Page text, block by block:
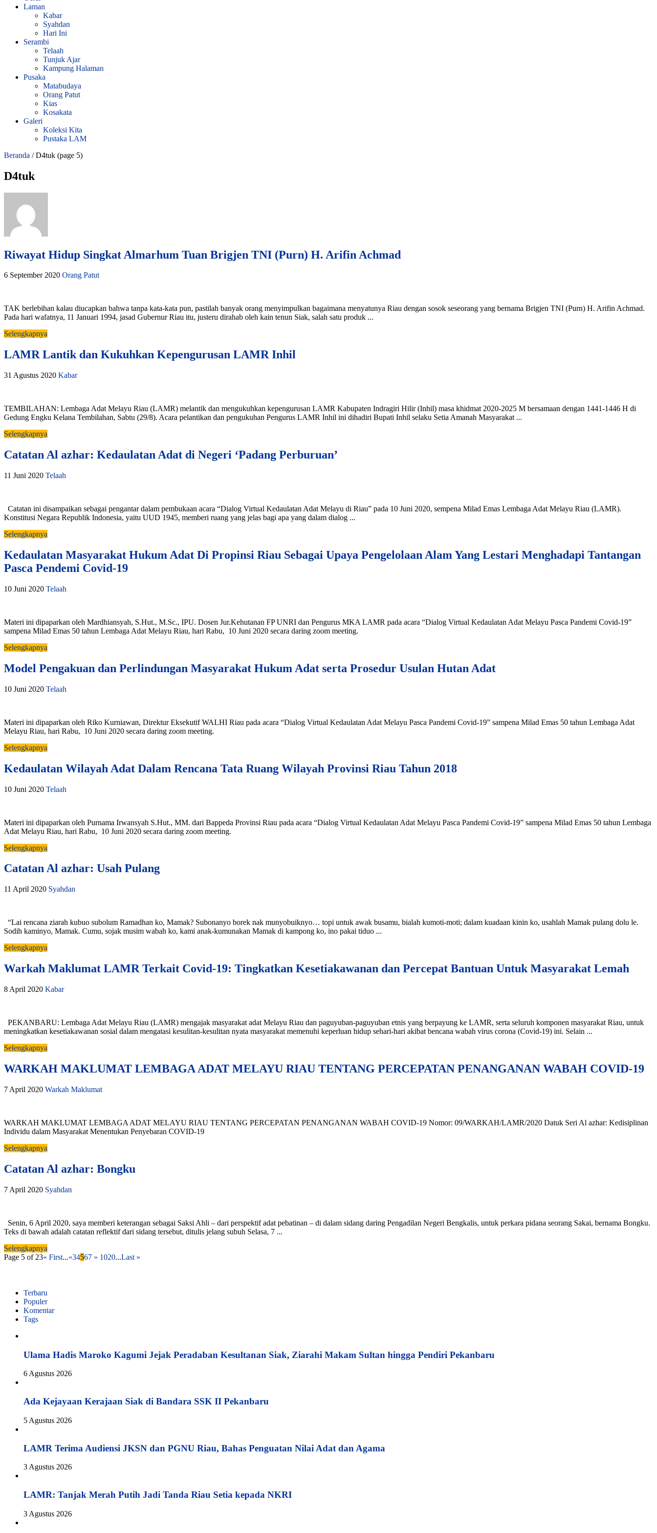
Laman
Kabar
Syahdan
Hari Ini
Serambi
Telaah
Tunjuk Ajar
Kampung Halaman
Pusaka
Matabudaya
Orang Patut
Kias
Kosakata
Galeri
Koleksi Kita
Pustaka LAM
Beranda / D4tuk (page 5)
D4tuk
Riwayat Hidup Singkat Almarhum Tuan Brigjen TNI (Purn) H. Arifin Achmad
6 September 2020 Orang Patut
TAK berlebihan kalau diucapkan bahwa tanpa kata-kata pun, pastilah banyak orang menyimpulkan bagaimana menyatunya Riau dengan sosok seseorang yang bernama Brigjen TNI (Purn) H. Arifin Achmad.
Pada hari wafatnya, 11 Januari 1994, jasad Gubernur Riau itu, justeru dirahab oleh kain tenun Siak, salah satu produk ...
Selengkapnya
LAMR Lantik dan Kukuhkan Kepengurusan LAMR Inhil
31 Agustus 2020 Kabar
TEMBILAHAN: Lembaga Adat Melayu Riau (LAMR) melantik dan mengukuhkan kepengurusan LAMR Kabupaten Indragiri Hilir (Inhil) masa khidmat 2020-2025 M bersamaan dengan 1441-1446 H di
Gedung Engku Kelana Tembilahan, Sabtu (29/8). Acara pelantikan dan pengukuhan Pengurus LAMR Inhil ini dihadiri Bupati Inhil selaku Setia Amanah Masyarakat ...
Selengkapnya
Catatan Al azhar: Kedaulatan Adat di Negeri ‘Padang Perburuan’
11 Juni 2020 Telaah
Catatan ini disampaikan sebagai pengantar dalam pembukaan acara “Dialog Virtual Kedaulatan Adat Melayu di Riau” pada 10 Juni 2020, sempena Milad Emas Lembaga Adat Melayu Riau (LAMR).
Konstitusi Negara Republik Indonesia, yaitu UUD 1945, memberi ruang yang jelas bagi apa yang dalam dialog ...
Selengkapnya
Kedaulatan Masyarakat Hukum Adat Di Propinsi Riau Sebagai Upaya Pengelolaan Alam Yang Lestari Menghadapi Tantangan
Pasca Pendemi Covid-19
10 Juni 2020 Telaah
Materi ini dipaparkan oleh Mardhiansyah, S.Hut., M.Sc., IPU. Dosen Jur.Kehutanan FP UNRI dan Pengurus MKA LAMR pada acara “Dialog Virtual Kedaulatan Adat Melayu Pasca Pandemi Covid-19”
sampena Milad Emas 50 tahun Lembaga Adat Melayu Riau, hari Rabu, 10 Juni 2020 secara daring zoom meeting.
Selengkapnya
Model Pengakuan dan Perlindungan Masyarakat Hukum Adat serta Prosedur Usulan Hutan Adat
10 Juni 2020 Telaah
Materi ini dipaparkan oleh Riko Kurniawan, Direktur Eksekutif WALHI Riau pada acara “Dialog Virtual Kedaulatan Adat Melayu Pasca Pandemi Covid-19” sampena Milad Emas 50 tahun Lembaga Adat
Melayu Riau, hari Rabu, 10 Juni 2020 secara daring zoom meeting.
Selengkapnya
Kedaulatan Wilayah Adat Dalam Rencana Tata Ruang Wilayah Provinsi Riau Tahun 2018
10 Juni 2020 Telaah
Materi ini dipaparkan oleh Purnama Irwansyah S.Hut., MM. dari Bappeda Provinsi Riau pada acara “Dialog Virtual Kedaulatan Adat Melayu Pasca Pandemi Covid-19” sampena Milad Emas 50 tahun Lembaga
Adat Melayu Riau, hari Rabu, 10 Juni 2020 secara daring zoom meeting.
Selengkapnya
Catatan Al azhar: Usah Pulang
11 April 2020 Syahdan
“Lai rencana ziarah kubuo subolum Ramadhan ko, Mamak? Subonanyo borek nak munyobuiknyo… topi untuk awak busamu, bialah kumoti-moti; dalam kuadaan kinin ko, usahlah Mamak pulang dolu le.
Sodih kaminyo, Mamak. Cumu, sojak musim wabah ko, kami anak-kumunakan Mamak di kampong ko, ino pakai tiduo ...
Selengkapnya
Warkah Maklumat LAMR Terkait Covid-19: Tingkatkan Kesetiakawanan dan Percepat Bantuan Untuk Masyarakat Lemah
8 April 2020 Kabar
PEKANBARU: Lembaga Adat Melayu Riau (LAMR) mengajak masyarakat adat Melayu Riau dan paguyuban-paguyuban etnis yang berpayung ke LAMR, serta seluruh komponen masyarakat Riau, untuk
meningkatkan kesetiakawanan sosial dalam mengatasi kesulitan-kesulitan nyata masyarakat memenuhi keperluan hidup sehari-hari akibat bencana wabah virus corona (Covid-19) ini. Selain ...
Selengkapnya
WARKAH MAKLUMAT LEMBAGA ADAT MELAYU RIAU TENTANG PERCEPATAN PENANGANAN WABAH COVID-19
7 April 2020 Warkah Maklumat
WARKAH MAKLUMAT LEMBAGA ADAT MELAYU RIAU TENTANG PERCEPATAN PENANGANAN WABAH COVID-19 Nomor: 09/WARKAH/LAMR/2020 Datuk Seri Al azhar: Kedisiplinan
Individu dalam Masyarakat Menentukan Penyebaran COVID-19
Selengkapnya
Catatan Al azhar: Bongku
7 April 2020 Syahdan
Senin, 6 April 2020, saya memberi keterangan sebagai Saksi Ahli – dari perspektif adat pebatinan – di dalam sidang daring Pengadilan Negeri Bengkalis, untuk perkara pidana seorang Sakai, bernama Bongku.
Teks di bawah adalah catatan reflektif dari sidang tersebut, ditulis jelang subuh Selasa, 7 ...
Selengkapnya
Page 5 of 23« First...«34567 » 1020...Last »
Terbaru
Populer
Komentar
Tags
Ulama Hadis Maroko Kagumi Jejak Peradaban Kesultanan Siak, Ziarahi Makam Sultan hingga Pendiri Pekanbaru
6 Agustus 2026
Ada Kejayaan Kerajaan Siak di Bandara SSK II Pekanbaru
5 Agustus 2026
LAMR Terima Audiensi JKSN dan PGNU Riau, Bahas Penguatan Nilai Adat dan Agama
3 Agustus 2026
LAMR: Tanjak Merah Putih Jadi Tanda Riau Setia kepada NKRI
3 Agustus 2026